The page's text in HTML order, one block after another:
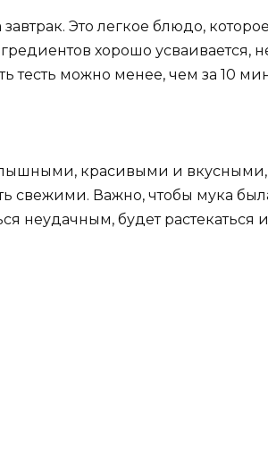
Это легкое блюдо,
хорошо усваивается,
тесть можно менее, чем за 10
красивыми и
свежими. Важно, чтобы мука
неудачным, будет растекаться